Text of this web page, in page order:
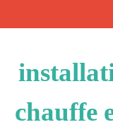
chauffe